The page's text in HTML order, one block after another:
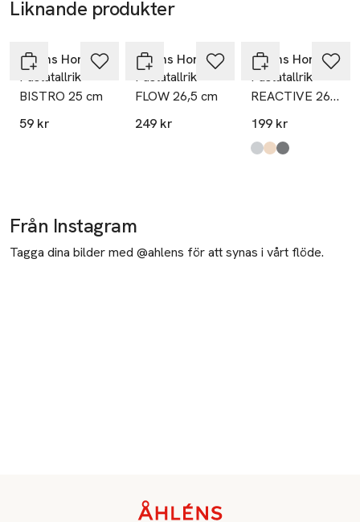
Liknande produkter
Åhléns Home
Pastatallrik
BISTRO 25 cm
59 kr
Åhléns Home
Pastatallrik
FLOW 26,5 cm
249 kr
Åhléns Home
Pastatallrik
REACTIVE 26
cm
199 kr
Produkten finns i
White,
Beige,
Mid Grey
Från Instagram
Tagga dina bilder med @ahlens för att synas i vårt flöde.